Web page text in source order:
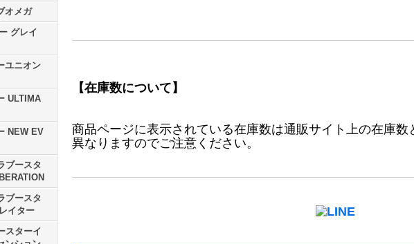
オメガ
グレイ
ユニオン
ULTIMA
NEW EV
ブースタ
ブースタ
イター
スターイ
【在庫数について】
商品ページに表示されている在庫数は通販サイト上の在庫
異なりますのでご注意ください。